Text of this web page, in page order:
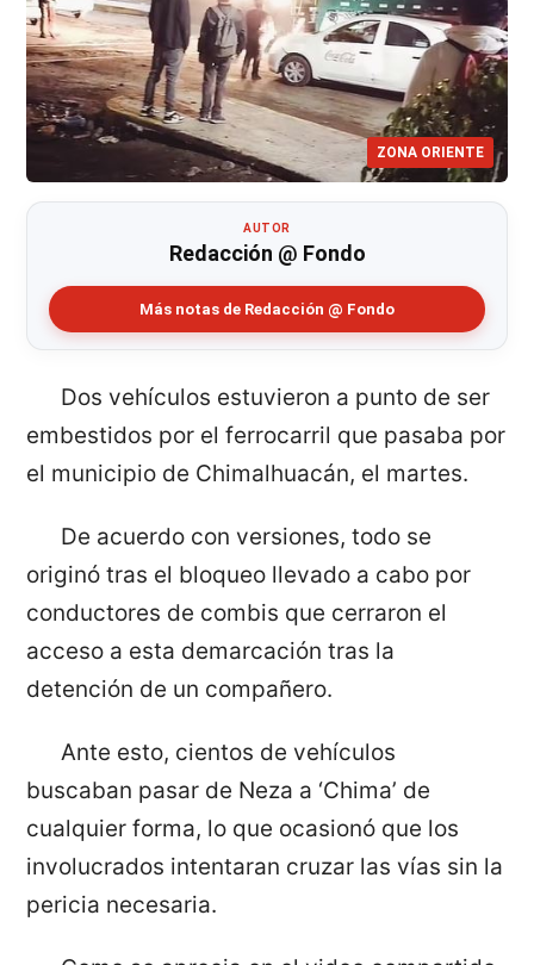
ZONA ORIENTE
AUTOR
Redacción @ Fondo
Más notas de Redacción @ Fondo
Dos vehículos estuvieron a punto de ser
embestidos por el ferrocarril que pasaba por
el municipio de Chimalhuacán, el martes.
De acuerdo con versiones, todo se
originó tras el bloqueo llevado a cabo por
conductores de combis que cerraron el
acceso a esta demarcación tras la
detención de un compañero.
Ante esto, cientos de vehículos
buscaban pasar de Neza a ‘Chima’ de
cualquier forma, lo que ocasionó que los
involucrados intentaran cruzar las vías sin la
pericia necesaria.